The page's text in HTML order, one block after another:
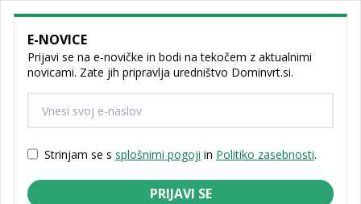
E-NOVICE
Prijavi se na e-novičke in bodi na tekočem z aktualnimi
novicami. Zate jih pripravlja uredništvo Dominvrt.si.
Strinjam se s splošnimi pogoji in Politiko zasebnosti.
PRIJAVI SE